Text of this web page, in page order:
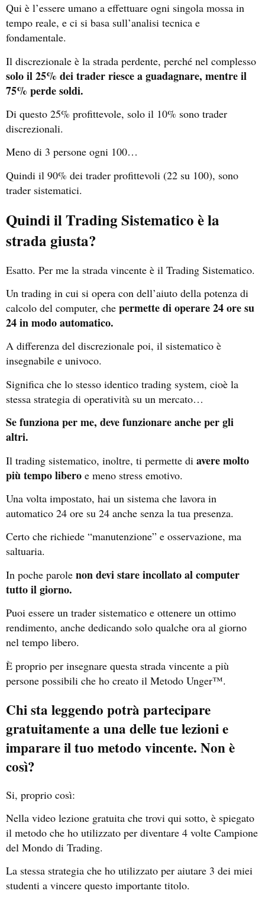
Qui è l’essere umano a effettuare ogni singola mossa in
tempo reale, e ci si basa sull’analisi tecnica e
fondamentale.
Il discrezionale è la strada perdente, perché nel complesso
solo il 25% dei trader riesce a guadagnare, mentre il
75% perde soldi.
Di questo 25% profittevole, solo il 10% sono trader
discrezionali.
Meno di 3 persone ogni 100…
Quindi il 90% dei trader profittevoli (22 su 100), sono
trader sistematici.
Quindi il Trading Sistematico è la
strada giusta?
Esatto. Per me la strada vincente è il Trading Sistematico.
Un trading in cui si opera con dell’aiuto della potenza di
calcolo del computer, che permette di operare 24 ore su
24 in modo automatico.
A differenza del discrezionale poi, il sistematico è
insegnabile e univoco.
Significa che lo stesso identico trading system, cioè la
stessa strategia di operatività su un mercato…
Se funziona per me, deve funzionare anche per gli
altri.
Il trading sistematico, inoltre, ti permette di avere molto
più tempo libero e meno stress emotivo.
Una volta impostato, hai un sistema che lavora in
automatico 24 ore su 24 anche senza la tua presenza.
Certo che richiede “manutenzione” e osservazione, ma
saltuaria.
In poche parole non devi stare incollato al computer
tutto il giorno.
Puoi essere un trader sistematico e ottenere un ottimo
rendimento, anche dedicando solo qualche ora al giorno
nel tempo libero.
È proprio per insegnare questa strada vincente a più
persone possibili che ho creato il Metodo Unger™.
Chi sta leggendo potrà partecipare
gratuitamente a una delle tue lezioni e
imparare il tuo metodo vincente. Non è
così?
Si, proprio così:
Nella video lezione gratuita che trovi qui sotto, è spiegato
il metodo che ho utilizzato per diventare 4 volte Campione
del Mondo di Trading.
La stessa strategia che ho utilizzato per aiutare 3 dei miei
studenti a vincere questo importante titolo.